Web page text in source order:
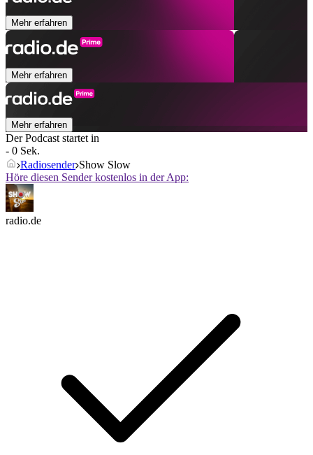
Mehr erfahren
Mehr erfahren
Mehr erfahren
Der Podcast startet in
- 0 Sek.
Radiosender Show Slow
Höre diesen Sender kostenlos in der App:
radio.de